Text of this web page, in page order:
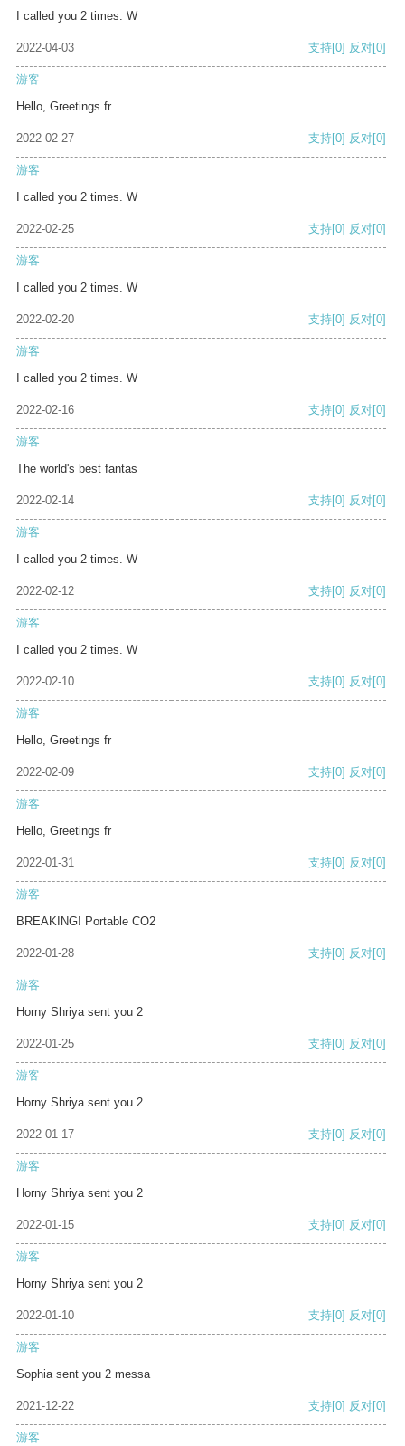
I called you 2 times. W
2022-04-03 支持[0] 反对[0]
游客
Hello, Greetings fr
2022-02-27 支持[0] 反对[0]
游客
I called you 2 times. W
2022-02-25 支持[0] 反对[0]
游客
I called you 2 times. W
2022-02-20 支持[0] 反对[0]
游客
I called you 2 times. W
2022-02-16 支持[0] 反对[0]
游客
The world's best fantas
2022-02-14 支持[0] 反对[0]
游客
I called you 2 times. W
2022-02-12 支持[0] 反对[0]
游客
I called you 2 times. W
2022-02-10 支持[0] 反对[0]
游客
Hello, Greetings fr
2022-02-09 支持[0] 反对[0]
游客
Hello, Greetings fr
2022-01-31 支持[0] 反对[0]
游客
BREAKING! Portable CO2
2022-01-28 支持[0] 反对[0]
游客
Horny Shriya sent you 2
2022-01-25 支持[0] 反对[0]
游客
Horny Shriya sent you 2
2022-01-17 支持[0] 反对[0]
游客
Horny Shriya sent you 2
2022-01-15 支持[0] 反对[0]
游客
Horny Shriya sent you 2
2022-01-10 支持[0] 反对[0]
游客
Sophia sent you 2 messa
2021-12-22 支持[0] 反对[0]
游客